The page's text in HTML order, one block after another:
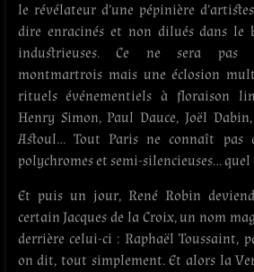
le révélateur d’une pépinière
dire enracinés et non dilués dans le
industrieuses. Ce ne sera pas
montmartrois mais une éclosion
rituels événementiels à floraison
Henry Simon, Paul Dauce, Joël
Astoul… Tout Paris ne connaît pas
polychromes et semi-silencieuses…
Et puis un jour, René Robin
certain Jacques de la Croix, un nom
derrière celui-ci : Raphaël Toussaint,
on dit, tout simplement. Et alors la